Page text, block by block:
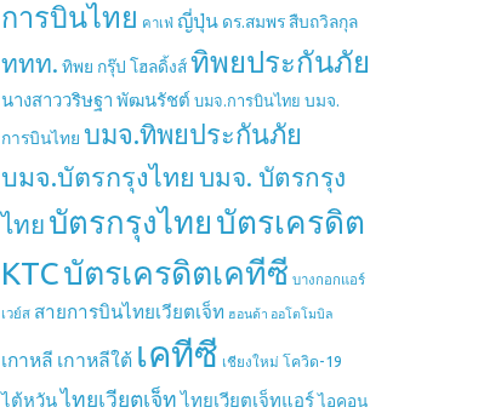
การบินไทย คาเฟ่ ญี่ปุ่น ดร.สมพร สืบถวิลกุล
ททท. ทิพย กรุ๊ป โฮลดิ้งส์ทิพยประกันภัย
นางสาววริษฐา พัฒนรัชต์ บมจ.การบินไทย บมจ.
การบินไทย บมจ.ทิพยประกันภัย
บมจ.บัตรกรุงไทย บมจ. บัตรกรุง
ไทย บัตรกรุงไทย บัตรเครดิต
KTCบัตรเครดิตเคทีซี บางกอกแอร์
เวย์ส สายการบินไทยเวียตเจ็ท ฮอนด้า ออโตโมบิล
เกาหลี เกาหลีใต้ เคทีซี เชียงใหม่ โควิด-19
ไต้หวันไทยเวียตเจ็ท ไทยเวียตเจ็ทแอร์ไอคอน